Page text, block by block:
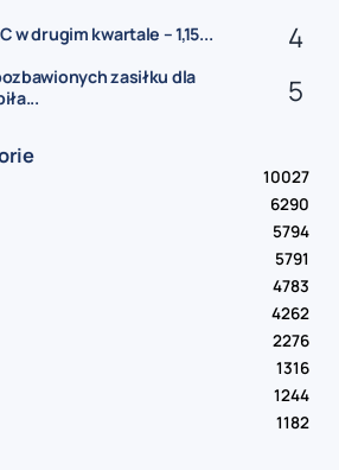
w drugim kwartale – 1,15...
zasiłku dla
10027
6290
5794
5791
4783
4262
2276
1316
1244
1182